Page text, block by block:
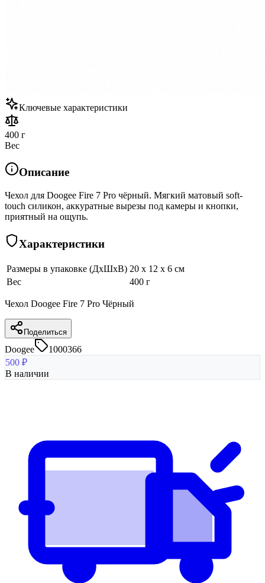
Ключевые характеристики
400 г
Вес
Описание
Чехол для Doogee Fire 7 Pro чёрный. Мягкий матовый soft-
touch силикон, аккуратные вырезы под камеры и кнопки,
приятный на ощупь.
Характеристики
Размеры в упаковке (ДхШхВ) 20 x 12 x 6 см
Вес
400 г
Чехол Doogee Fire 7 Pro Чёрный
Поделиться
Doogee
1000366
500 ₽
В наличии